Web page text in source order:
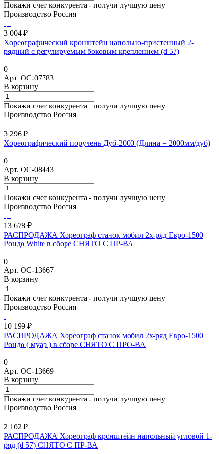
Покажи счет конкурента - получи лучшую цену
Производство Россия
3 004 ₽
Хореографический кронштейн напольно-пристенный 2-
рядный с регулируемым боковым креплением (d 57)
0
Арт. ОС-07783
В корзину
Покажи счет конкурента - получи лучшую цену
Производство Россия
3 296 ₽
Хореографический поручень Дуб-2000 (Длина = 2000мм/дуб)
0
Арт. ОС-08443
В корзину
Покажи счет конкурента - получи лучшую цену
Производство Россия
13 678 ₽
РАСПРОДАЖА Хореограф станок мобил 2х-ряд Евро-1500
Рондо White в сборе СНЯТО С ПР-ВА
0
Арт. ОС-13667
В корзину
Покажи счет конкурента - получи лучшую цену
Производство Россия
10 199 ₽
РАСПРОДАЖА Хореограф станок мобил 2х-ряд Евро-1500
Рондо ( муар ) в сборе СНЯТО С ПРО-ВА
0
Арт. ОС-13669
В корзину
Покажи счет конкурента - получи лучшую цену
Производство Россия
2 102 ₽
РАСПРОДАЖА Хореограф кронштейн напольный угловой 1-
ряд (d 57) СНЯТО С ПР-ВА